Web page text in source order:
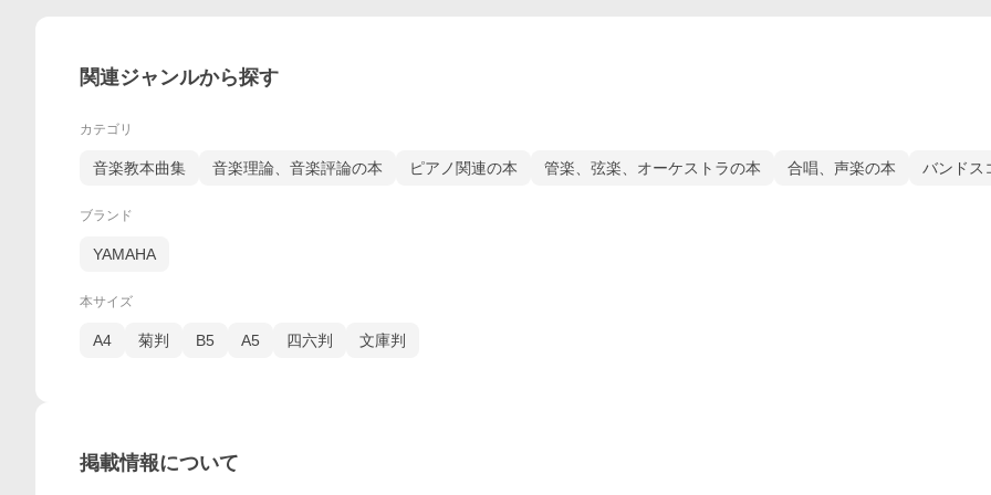
関連ジャンルから探す
カテゴリ
音楽教本曲集 音楽理論、音楽評論の本 ピアノ関連の本 管楽、弦楽、オーケストラの本 合唱、声楽の本 バンドス
ブランド
YAMAHA
本サイズ
A4 菊判 B5 A5 四六判 文庫判
掲載情報について